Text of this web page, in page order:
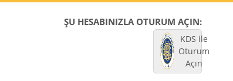
ŞU HESABINIZLA OTURUM AÇIN:
KDS ile
Oturum
Açın